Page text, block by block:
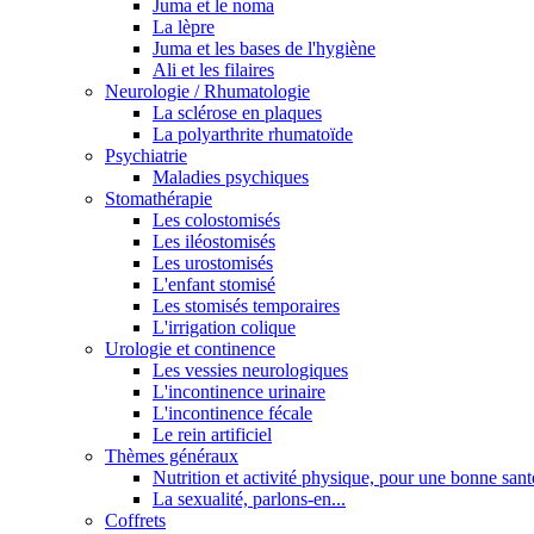
Juma et le noma
La lèpre
Juma et les bases de l'hygiène
Ali et les filaires
Neurologie / Rhumatologie
La sclérose en plaques
La polyarthrite rhumatoïde
Psychiatrie
Maladies psychiques
Stomathérapie
Les colostomisés
Les iléostomisés
Les urostomisés
L'enfant stomisé
Les stomisés temporaires
L'irrigation colique
Urologie et continence
Les vessies neurologiques
L'incontinence urinaire
L'incontinence fécale
Le rein artificiel
Thèmes généraux
Nutrition et activité physique, pour une bonne
La sexualité, parlons-en...
Coffrets